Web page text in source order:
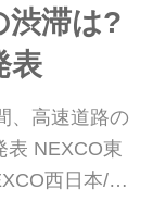
渋滞は?
表
、高速道路の
表 NEXCO東
西日本/JB